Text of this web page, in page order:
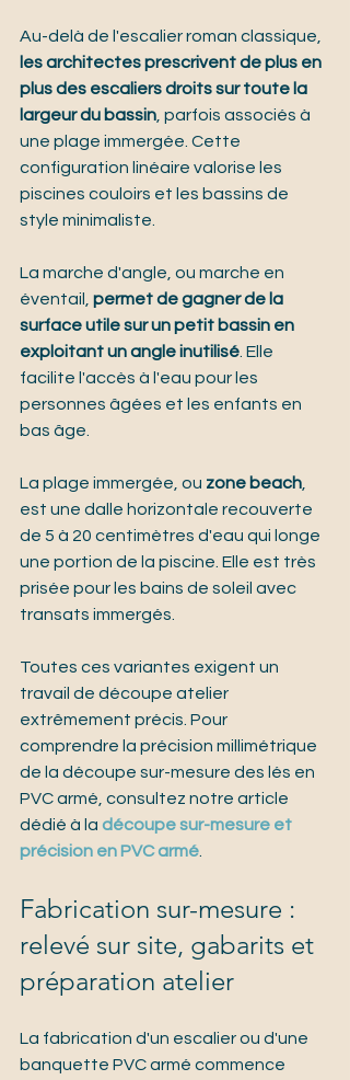
Au-delà de l'escalier roman classique,
les architectes prescrivent de plus en
plus des escaliers droits sur toute la
largeur du bassin, parfois associés à
une plage immergée. Cette
configuration linéaire valorise les
piscines couloirs et les bassins de
style minimaliste.
La marche d'angle, ou marche en
éventail, permet de gagner de la
surface utile sur un petit bassin en
exploitant un angle inutilisé. Elle
facilite l'accès à l'eau pour les
personnes âgées et les enfants en
bas âge.
La plage immergée, ou zone beach,
est une dalle horizontale recouverte
de 5 à 20 centimètres d'eau qui longe
une portion de la piscine. Elle est très
prisée pour les bains de soleil avec
transats immergés.
Toutes ces variantes exigent un
travail de découpe atelier
extrêmement précis. Pour
comprendre la précision millimétrique
de la découpe sur-mesure des lés en
PVC armé, consultez notre article
dédié à la découpe sur-mesure et
précision en PVC armé.
Fabrication sur-mesure :
relevé sur site, gabarits et
préparation atelier
La fabrication d'un escalier ou d'une
banquette PVC armé commence